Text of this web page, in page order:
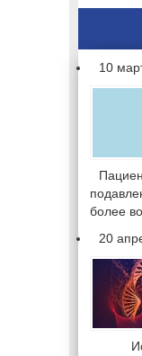
10
более
20